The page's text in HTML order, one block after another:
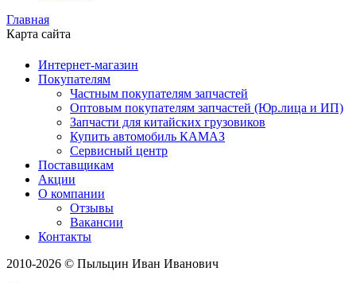
Главная
Карта сайта
Интернет-магазин
Покупателям
Частным покупателям запчастей
Оптовым покупателям запчастей (Юр.лица и ИП)
Запчасти для китайских грузовиков
Купить автомобиль КАМАЗ
Сервисный центр
Поставщикам
Акции
О компании
Отзывы
Вакансии
Контакты
2010-2026 © Пыльцин Иван Иванович